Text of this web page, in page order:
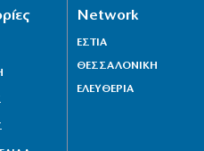
Network
ΕΣΤΙΑ
ΘΕΣΣΑΛΟΝΙΚΗ
ΕΛΕΥΘΕΡΙΑ